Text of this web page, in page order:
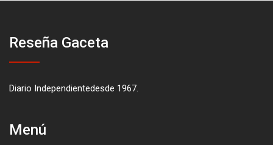
Reseña Gaceta
Diario Independientedesde 1967.
Menú